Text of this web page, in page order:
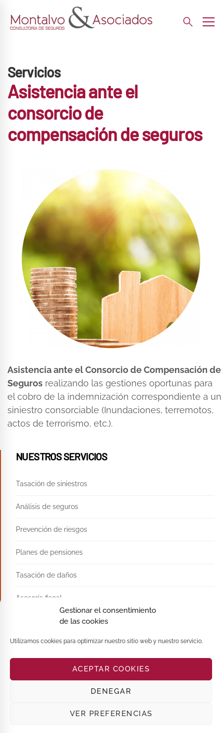
Gestionar el consentimiento
de las cookies
Utilizamos cookies para optimizar nuestro sitio web y nuestro servicio.
ACEPTAR COOKIES
DENEGAR
VER PREFERENCIAS
Servicios
Asistencia ante el
consorcio de
compensación de seguros
Asistencia ante el Consorcio de Compensación de
Seguros realizando las gestiones oportunas para
el cobro de la indemnización correspondiente a un
siniestro consorciable (Inundaciones, terremotos,
actos de terrorismo, etc.).
NUESTROS SERVICIOS
Tasación de siniestros
Análisis de seguros
Prevención de riesgos
Planes de pensiones
Tasación de daños
Asesoría fiscal
Asistencia de siniestros
Asistencia en la negociación colectiva
Asistencia ante el Consorcio de Compensación de Seguros